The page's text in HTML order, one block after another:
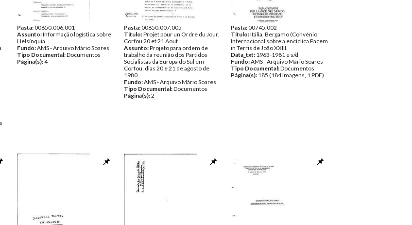
Pasta:00650.006.001
Assunto:Informação logística sobre
Helsínquia.
Fundo:AMS - Arquivo Mário Soares
Tipo Documental:Documentos
Página(s):4
Pasta:00650.007.005
Título:Projet pour un Ordre du Jour.
Corfou 20 et 21 Aout
Assunto:Projeto para ordem de
trabalho da reunião dos Partidos
Socialistas da Europa do Sul em
Corfou, dias 20 e 21 de agosto de
1980.
Fundo:AMS - Arquivo Mário Soares
Tipo Documental:Documentos
Página(s):2
Pasta:00745.002
Título:Itália, Bergamo (Convénio
Internacional sobre a encíclica Pacem
in Terris de João XXIII.
Data_txt: 1963-1981 e s/d
Fundo:AMS - Arquivo Mário Soares
Tipo Documental:Documentos
Página(s): 185 (184 Imagens, 1 PDF)